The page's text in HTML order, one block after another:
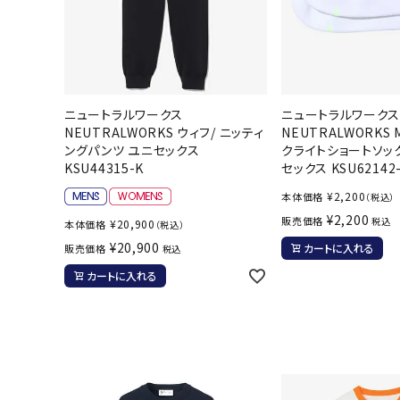
ニュートラルワークス
NEUTRALWORKS ウィフ/ ニッティ
ングパンツ ユニセックス
KSU44315-K
本体価格 ¥20,900 （税込）
販売価格 ¥20,900 税込
カートに入れる
ニュートラルワークス
NEUTRALWORKS
クライトショートソ
セックス
本体価格 ¥2,200 （税込）
販売価格 ¥2,200 税込
カートに入れる